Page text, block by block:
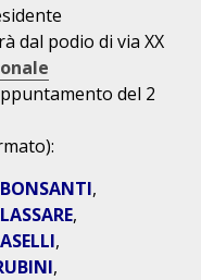
dal podio di via XX
del 2
BONSANTI,
,
,
NI,